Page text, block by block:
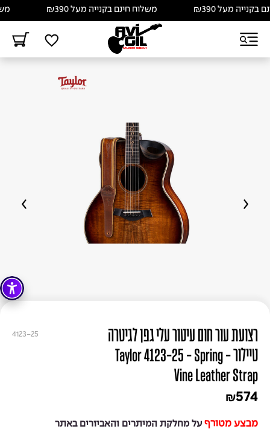
מעל ₪390 משלוח חינם בקנייה מעל ₪390
4123-25
רצועת עור חום עיטור עלי גפן לגיטרה
טיילור - Taylor 4123-25 - Spring
Vine Leather Strap
₪574
מבצע מטורף על מחלקת המיתרים והאביזרים באתר